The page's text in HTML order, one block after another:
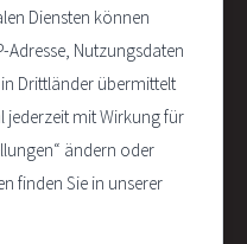
Diensten können
Adresse, Nutzungsdaten
Drittländer übermittelt
jederzeit mit Wirkung für
ändern oder
finden Sie in unserer